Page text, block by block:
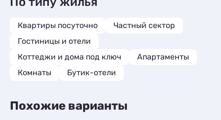
Квартиры посуточно
Частный сектор
Гостиницы и отели
Коттеджи и дома под ключ
Апартаменты
Комнаты
Бутик-отели
Похожие варианты